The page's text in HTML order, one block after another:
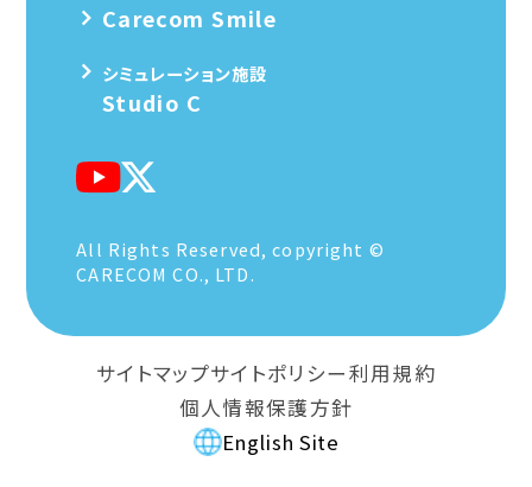
Carecom Smile
シミュレーション施設
Studio C
All Rights Reserved, copyright ©
CARECOM CO., LTD.
サイトマップサイトポリシー利用規約
個人情報保護方針
English Site